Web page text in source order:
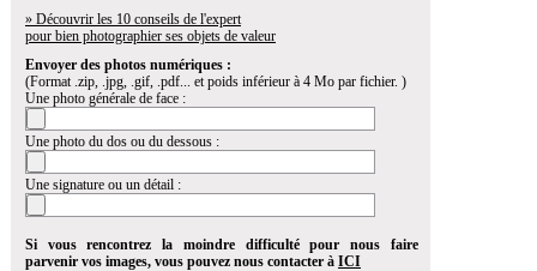
» Découvrir les 10 conseils de l'expert
pour bien photographier ses objets de valeur
Envoyer des photos numériques :
(Format .zip, .jpg, .gif, .pdf... et poids inférieur à 4 Mo par fichier. )
Une photo générale de face :
Une photo du dos ou du dessous :
Une signature ou un détail :
Si vous rencontrez la moindre difficulté pour nous faire
parvenir vos images, vous pouvez nous contacter à ICI